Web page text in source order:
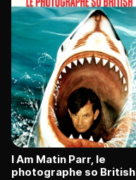
I Am Matin Parr, le
photographe so British